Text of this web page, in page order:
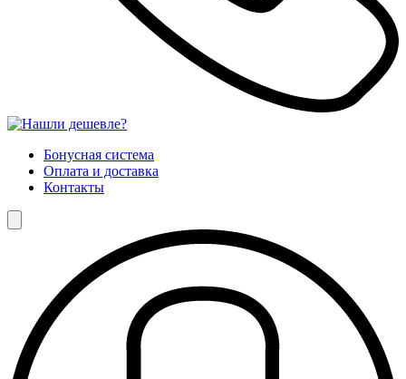
Бонусная система
Оплата и доставка
Контакты